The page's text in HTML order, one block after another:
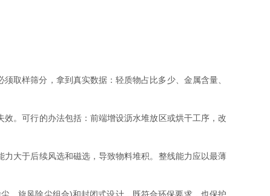
样筛分，拿到真实数据：轻质物占比多少、金属含量、
。可行的办法包括：前端增设沥水堆放区或烘干工序，改
大于后续风选和磁选，导致物料堆积。整线能力应以最薄